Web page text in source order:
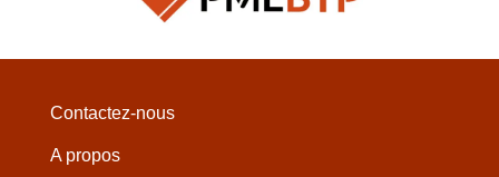
Contactez-nous
A propos